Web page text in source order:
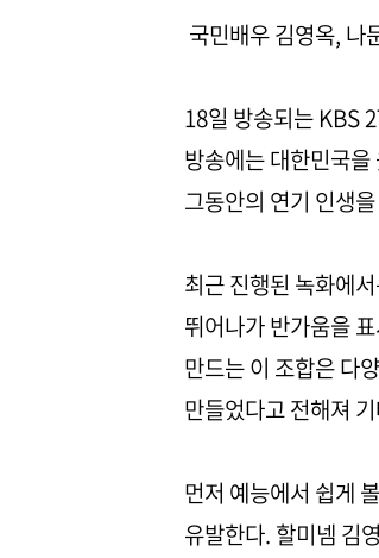
국민배우 김영옥, 나
18일 방송되는 KBS
방송에는 대한민국
그동안의 연기 인생
최근 진행된 녹화에
뛰어나가 반가움을
만드는 이 조합은 다
만들었다고 전해져
먼저 예능에서 쉽게
유발한다. 할미넴 김